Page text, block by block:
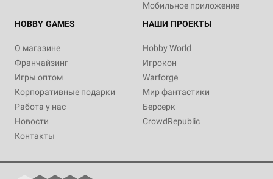
Мобильное приложение
HOBBY GAMES
О магазине
Франчайзинг
Игры оптом
Корпоративные подарки
Работа у нас
Новости
Контакты
НАШИ ПРОЕКТЫ
Hobby World
Игрокон
Warforge
Мир фантастики
Берсерк
CrowdRepublic